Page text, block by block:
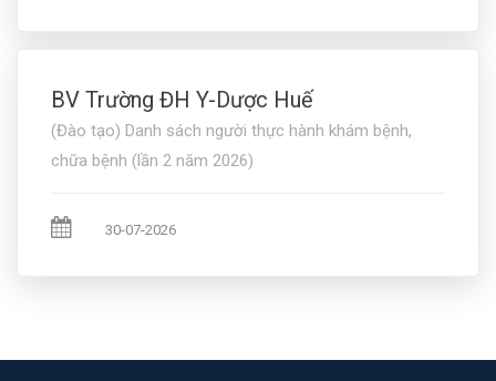
BV Trường ĐH Y-Dược Huế
(Đào tạo) Danh sách người thực hành khám bệnh,
chữa bệnh (lần 2 năm 2026)
30-07-2026